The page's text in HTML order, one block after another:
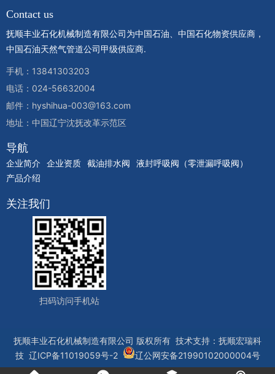
Contact us
抚顺丰业石化机械制造有限公司为中国石油、中国石化物资供应商，
中国石油天然气管道公司甲级供应商.
手机：13841303203
电话：024-56632004
邮件：hyshihua-003@163.com
地址：中国辽宁沈抚改革示范区
导航
企业简介 企业资质 截油排水阀
液封呼吸阀（零泄漏呼吸阀）
产品介绍
关注我们
扫码访问手机站
抚顺丰业石化机械制造有限公司 版权所有 技术支持： 抚顺宏瑞科
技 辽ICP备11019059号-2 辽公网安备21990102000004号